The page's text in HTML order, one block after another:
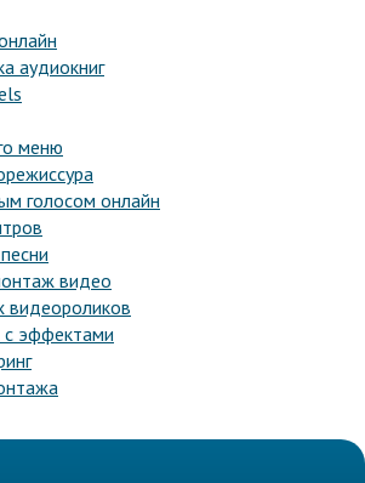
аудиокниг
меню
голосом онлайн
видео
видеороликов
с эффектами